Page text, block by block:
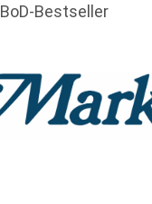
BoD-Bestseller